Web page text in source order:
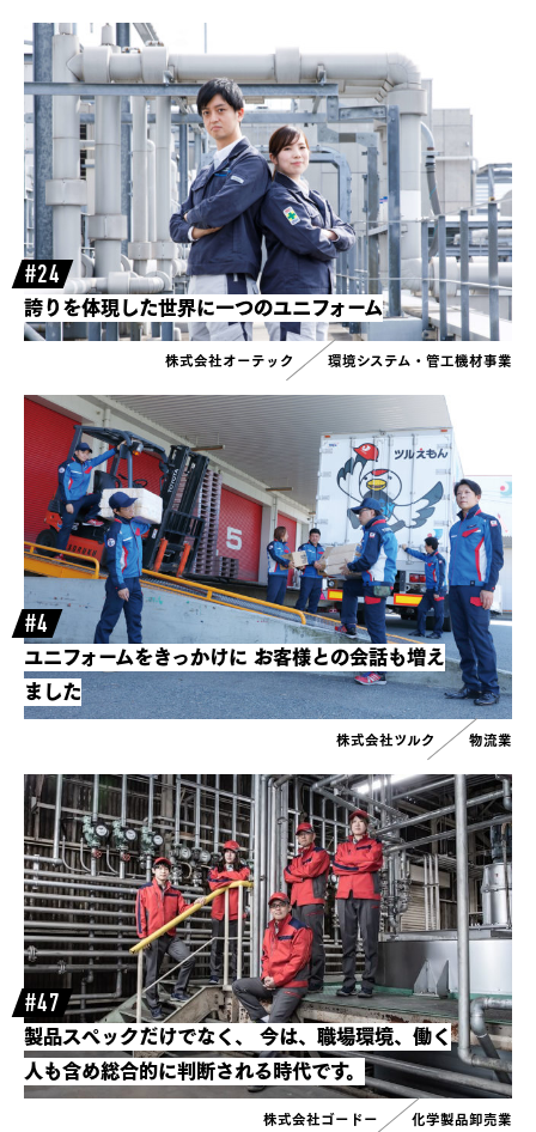
#24
誇りを体現した世界に一つのユニフォーム
株式会社オーテック 環境システム・管工機材事業
#4
ユニフォームをきっかけに お客様との会話も増え
ました
株式会社ツルク 物流業
#47
製品スペックだけでなく、 今は、職場環境、働く
人も含め総合的に判断される時代です。
株式会社ゴードー 化学製品卸売業